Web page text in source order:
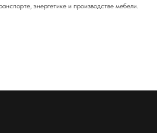
энергетике и производстве мебели.